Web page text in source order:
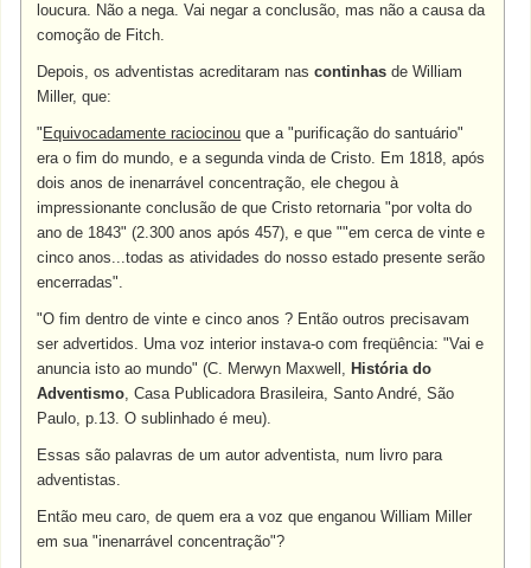
loucura. Não a nega. Vai negar a conclusão, mas não a causa da
comoção de Fitch.
Depois, os adventistas acreditaram nascontinhas de William
Miller, que:
" Equivocadamente raciocinou que a "purificação do santuário"
era o fim do mundo, e a segunda vinda de Cristo. Em 1818, após
dois anos de inenarrável concentração, ele chegou à
impressionante conclusão de que Cristo retornaria "por volta do
ano de 1843" (2.300 anos após 457), e que ""em cerca de vinte e
cinco anos...todas as atividades do nosso estado presente serão
encerradas".
"O fim dentro de vinte e cinco anos ? Então outros precisavam
ser advertidos. Uma voz interior instava-o com freqüência: "Vai e
anuncia isto ao mundo" (C. Merwyn Maxwell, História do
Adventismo, Casa Publicadora Brasileira, Santo André, São
Paulo, p.13. O sublinhado é meu).
Essas são palavras de um autor adventista, num livro para
adventistas.
Então meu caro, de quem era a voz que enganou William Miller
em sua "inenarrável concentração"?